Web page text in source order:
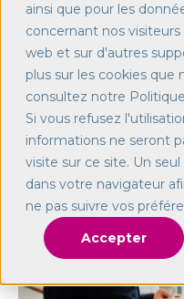
ainsi que pour les
concernant nos visiteurs
web et sur d'autres
plus sur les cookies que
consultez notre
Si vous refusez
informations ne seront
visite sur ce site. Un
dans votre navigateur
ne pas suivre vos
Accepter
plan Excell
03/06/2024